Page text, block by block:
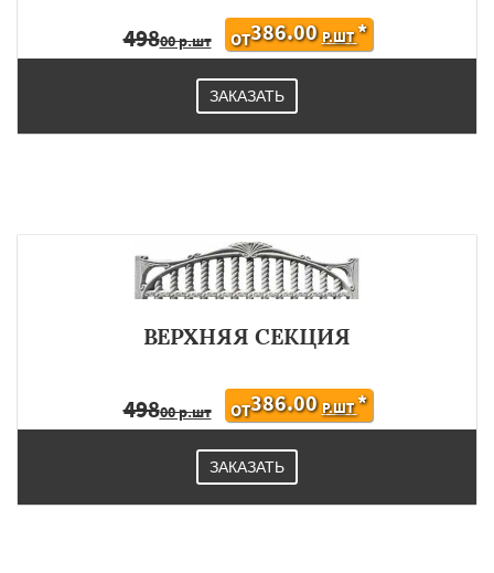
49800 р.шт ОТ386.00 Р.ШТ*
ЗАКАЗАТЬ
ВЕРХНЯЯ СЕКЦИЯ
49800 р.шт ОТ386.00 Р.ШТ*
ЗАКАЗАТЬ